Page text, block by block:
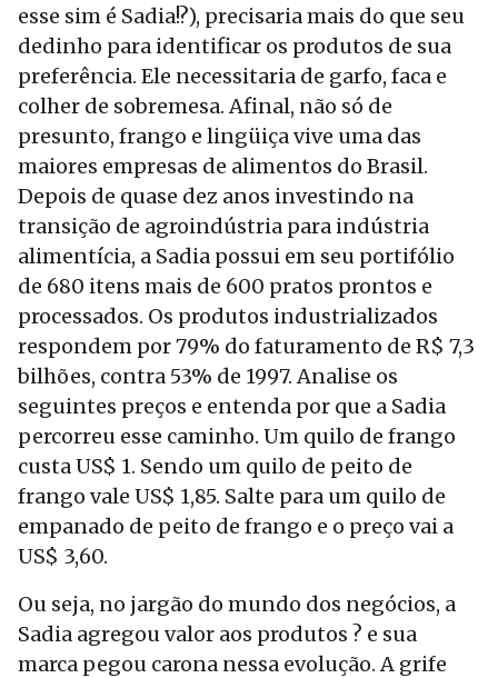
esse sim é Sadia!?), precisaria mais do que seu
dedinho para identificar os produtos de sua
preferência. Ele necessitaria de garfo, faca e
colher de sobremesa. Afinal, não só de
presunto, frango e lingüiça vive uma das
maiores empresas de alimentos do Brasil.
Depois de quase dez anos investindo na
transição de agroindústria para indústria
alimentícia, a Sadia possui em seu portifólio
de 680 itens mais de 600 pratos prontos e
processados. Os produtos industrializados
respondem por 79% do faturamento de R$ 7,3
bilhões, contra 53% de 1997. Analise os
seguintes preços e entenda por que a Sadia
percorreu esse caminho. Um quilo de frango
custa US$ 1. Sendo um quilo de peito de
frango vale US$ 1,85. Salte para um quilo de
empanado de peito de frango e o preço vai a
US$ 3,60.
Ou seja, no jargão do mundo dos negócios, a
Sadia agregou valor aos produtos ? e sua
marca pegou carona nessa evolução. A grife